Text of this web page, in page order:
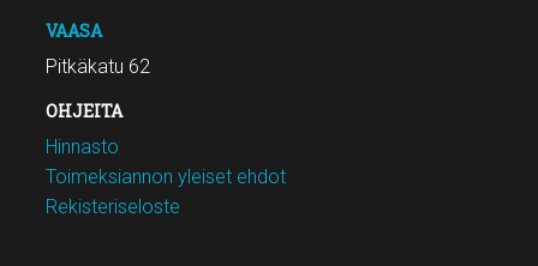
VAASA
Pitkäkatu 62
OHJEITA
Hinnasto
Toimeksiannon yleiset ehdot
Rekisteriseloste